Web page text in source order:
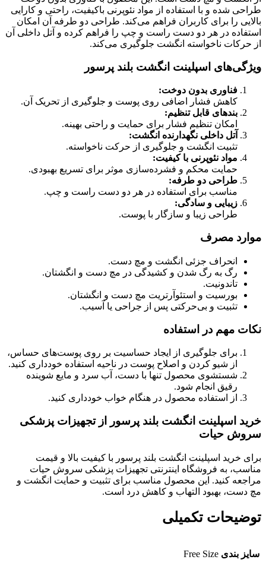
طراحی شده و با استفاده از مواد نئوپرنی باکیفیت، راحتی و کارایی
بالایی را برای کاربران فراهم می‌کند. طراحی دو طرفه آن امکان
استفاده در هر دو دست راست و چپ را فراهم کرده و آتل داخلی آن
از حرکات ناخواسته انگشت جلوگیری می‌کند.
ویژگی‌های اسپلینت انگشت بلند پرسور
فناوری بدون دوخت:
کاهش فشار اضافی روی پوست و جلوگیری از تحریک آن.
بندهای قابل تنظیم:
امکان تنظیم فشار برای حمایت و راحتی بهینه.
آتل داخلی نگهدارنده انگشت:
تثبیت انگشت و جلوگیری از حرکت ناخواسته.
مواد نئوپرنی با کیفیت:
حمایت محکم و فشرده‌سازی موثر برای تسریع بهبودی.
طراحی دو طرفه:
مناسب برای استفاده در هر دو دست راست و چپ.
زیبایی و سادگی:
طراحی زیبا و سازگار با پوست.
موارد مصرف
انحراف جزئی انگشت و مچ دست.
رگ به رگ شدن و کشیدگی در مچ دست و انگشتان.
تاندونیت.
بورسیت و استئوآرتریت مچ دست و انگشتان.
تثبیت و بی‌حرکتی پس از جراحی یا آسیب.
نکات مهم در استفاده
برای جلوگیری از ایجاد حساسیت بر روی پوست‌های حساس،
از شیو کردن و اصلاح پوست در ناحیه استفاده خودداری کنید.
شستشوی محصول تنها با دست، آب سرد و مایع شوینده
رقیق انجام شود.
از استفاده محصول در هنگام خواب خودداری کنید.
خرید اسپلینت انگشت بلند پرسور از تجهیزات پزشکی
سروش حیات
برای خرید اسپلینت انگشت بلند پرسور با کیفیت بالا و قیمت
مناسب، به فروشگاه اینترنتی تجهیزات پزشکی سروش حیات
مراجعه کنید. این محصول مناسب برای تثبیت و حمایت انگشت و
مچ دست، بهبود التهاب و کاهش درد است.
توضیحات تکمیلی
سایز بندی Free Size